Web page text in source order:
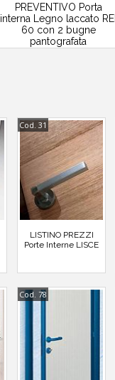
PREVENTIVO Porta
interna Legno laccato REI
60 con 2 bugne
pantografata
Cod. 31
LISTINO PREZZI
Porte Interne LISCE
Cod. 78